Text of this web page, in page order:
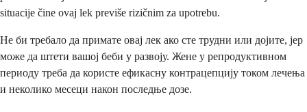
situacije čine ovaj lek previše rizičnim za upotrebu.
Не би требало да примате овај лек ако сте трудни или дојите, јер
може да штети вашој беби у развоју. Жене у репродуктивном
периоду треба да користе ефикасну контрацепцију током лечења
и неколико месеци након последње дозе.